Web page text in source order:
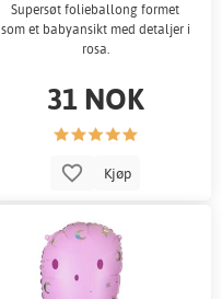
Supersøt folieballong formet
som et babyansikt med detaljer i
rosa.
31 NOK
Kjøp